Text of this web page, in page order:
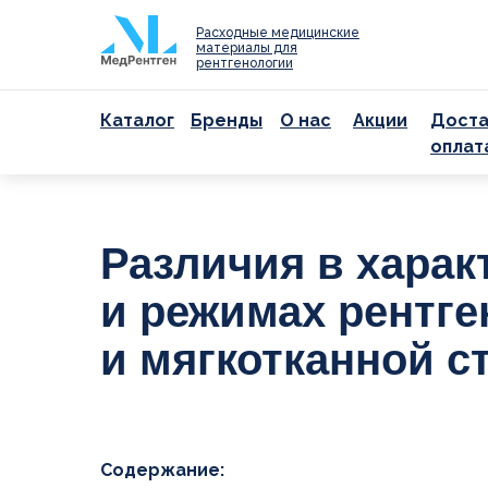
Расходные медицинские
материалы для
рентгенологии
Каталог О нас Акции
Бренды
Различия в
и режимах
и мягкотканной
Содержание:
По всем вопросам,
с подбором расходных
материалов и
вы можете
специалистам
Свяжитесь с